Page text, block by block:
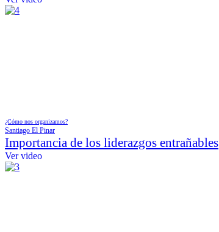
¿Cómo nos organizamos?
Santiago El Pinar
Importancia de los liderazgos entrañables
Ver video